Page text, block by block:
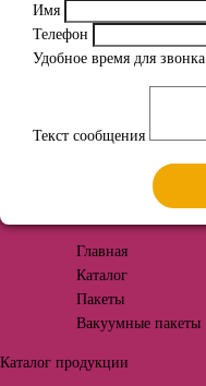
Имя
Телефон
Удобное время для звонка
Текст сообщения
Главная
Каталог
Пакеты
Вакуумные пакеты
Каталог продукции